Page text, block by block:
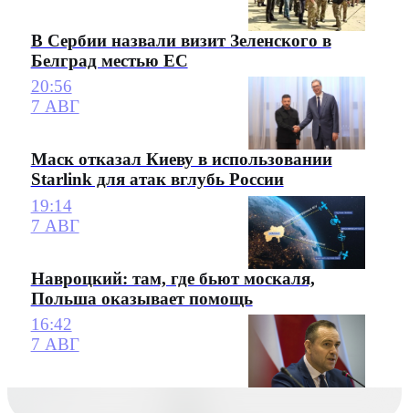
В Сербии назвали визит Зеленского в
Белград местью ЕС
20:56
7 АВГ
Маск отказал Киеву в использовании
Starlink для атак вглубь России
19:14
7 АВГ
Навроцкий: там, где бьют москаля,
Польша оказывает помощь
16:42
7 АВГ